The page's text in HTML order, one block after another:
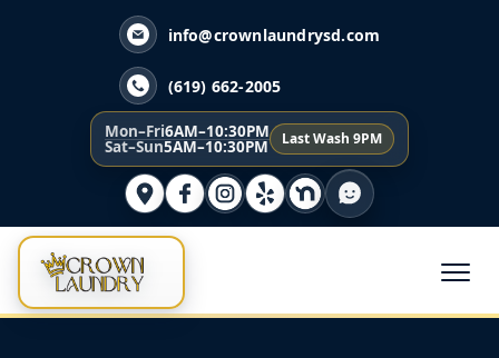
info@crownlaundrysd.com
(619) 662-2005
Mon–Fri6AM–10:30PM
Sat–Sun5AM–10:30PM Last Wash 9PM